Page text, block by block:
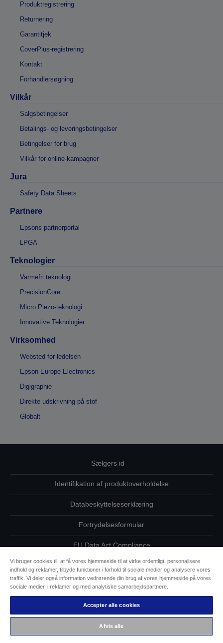
Produktregistrering
Returnering
Garantitjek
CoverPlus-registrering
Kontakt
Forhandlersøgning
Vilkår
Salgsbetingelser
Betalings- og leveringsbetingelser
Betingelser for brug
Vilkår for online-kampagner
Jura
Safety Data Sheets
Partnere
Epsons partnerportal
LPGA
Teknologier
Varmefri teknologi
PrecisionCore
Micro Piezo-teknologi
Innovative Teknologier
Virksomhed
Websted for ledelsen
Epson Europe Electronics
Digigraphie
Direkte udskrivning på stof
Globalt
Sælgers id
Identifikation af produktoverholdelse
Databeskyttelseserklæring
Fortrydelsesformular
EU Data Act Compliance
Kontakt os vedrørende dine data
Oplysninger om cookies
Epsons forpligtelse til tilgængelighed
Copyright © 2026 Seiko Epson
Vi bruger cookies til, at få vores hjemmeside til at virke ordentligt, personalisere
indhold og reklamer, tilbyde funktioner i forhold til sociale medier og analysere vores
traffik. Vi deler også information vedrørende din brug af vores hjemmeside på vores
sociale medier, i reklamer og med analytiske samarbejdspartnere.
Accepter alle cookies
Afvis alle